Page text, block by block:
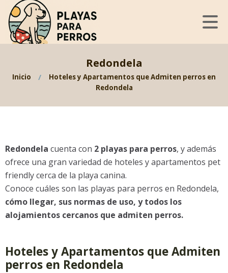
Redondela
Inicio
Hoteles y Apartamentos que Admiten perros en
Redondela
Redondela cuenta con 2 playas para perros, y además
ofrece una gran variedad de hoteles y apartamentos pet
friendly cerca de la playa canina.
Conoce cuáles son las playas para perros en Redondela,
cómo llegar, sus normas de uso, y todos los
alojamientos cercanos que admiten perros.
Hoteles y Apartamentos que Admiten
perros en Redondela